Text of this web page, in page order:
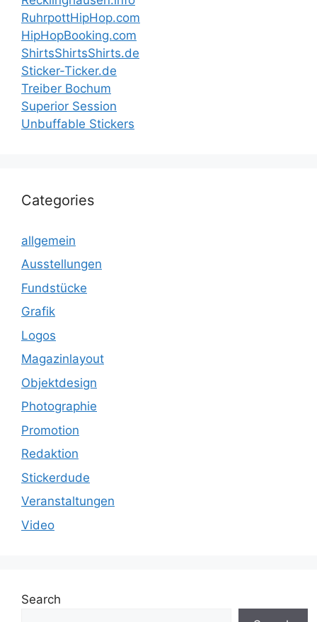
RuhrpottHipHop.com
HipHopBooking.com
ShirtsShirtsShirts.de
Sticker-Ticker.de
Treiber Bochum
Superior Session
Unbuffable Stickers
Categories
allgemein
Ausstellungen
Fundstücke
Grafik
Logos
Magazinlayout
Objektdesign
Photographie
Promotion
Redaktion
Stickerdude
Veranstaltungen
Video
Search